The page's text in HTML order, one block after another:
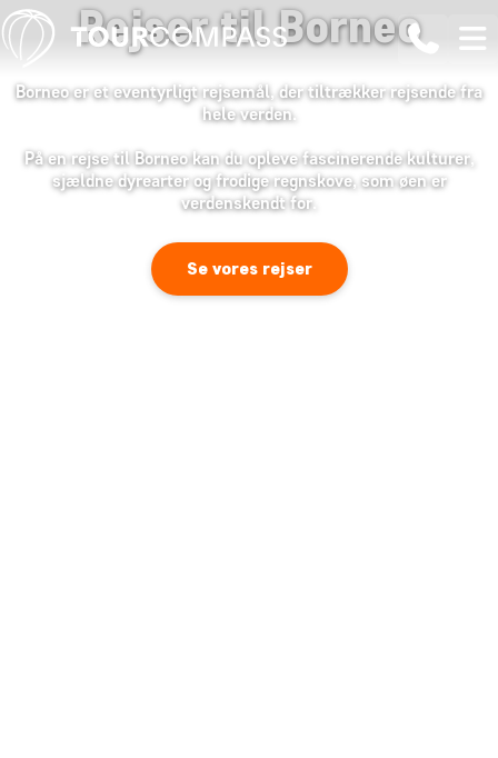
Rejser til Borneo
Borneo er et eventyrligt rejsemål, der tiltrækker rejsende fra
hele verden.
På en rejse til Borneo kan du opleve fascinerende kulturer,
sjældne dyrearter og frodige regnskove, som øen er
verdenskendt for.
Se vores rejser